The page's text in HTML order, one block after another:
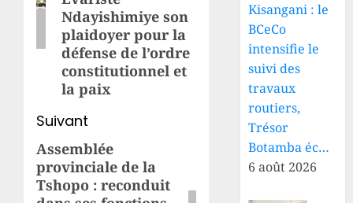
Ndayishimiye son
plaidoyer pour la
défense de l’ordre
constitutionnel et
la paix
Suivant
Article
suivant:
Assemblée
provinciale de la
Tshopo : reconduit
Kisangani : le
BCeCo
intensifie le
suivi des
travaux
routiers,
Trésor
Botamba éc…
6 août 2026